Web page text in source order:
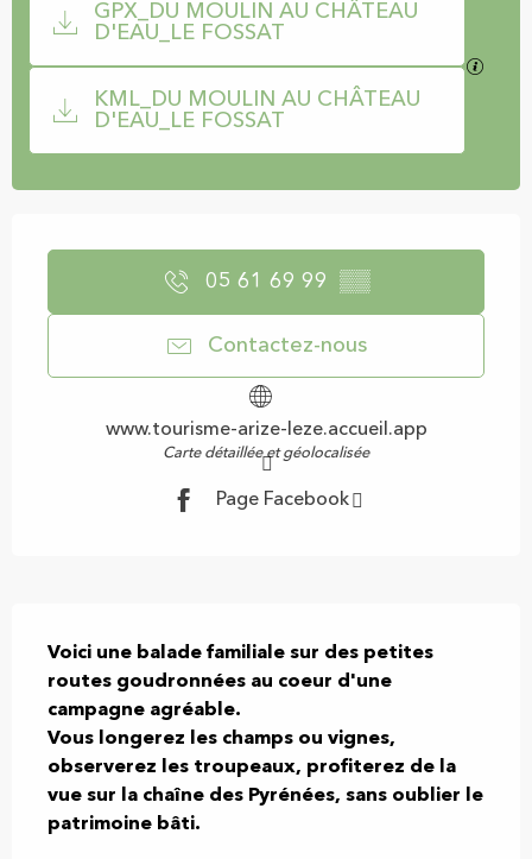
GPX_DU MOULIN AU CHÂTEAU
D'EAU_LE FOSSAT
KML_DU MOULIN AU CHÂTEAU
D'EAU_LE FOSSAT
05 61 69 99 ▒▒
Contactez-nous
www.tourisme-arize-leze.accueil.app
Carte détaillée et géolocalisée
Page Facebook
Voici une balade familiale sur des petites
routes goudronnées au coeur d'une
campagne agréable.
Vous longerez les champs ou vignes,
observerez les troupeaux, profiterez de la
vue sur la chaîne des Pyrénées, sans oublier le
patrimoine bâti.